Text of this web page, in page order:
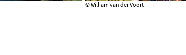
© William van der Voort